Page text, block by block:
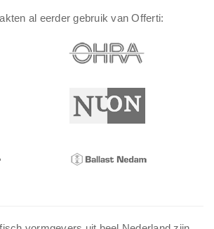
al eerder gebruik van Offerti: